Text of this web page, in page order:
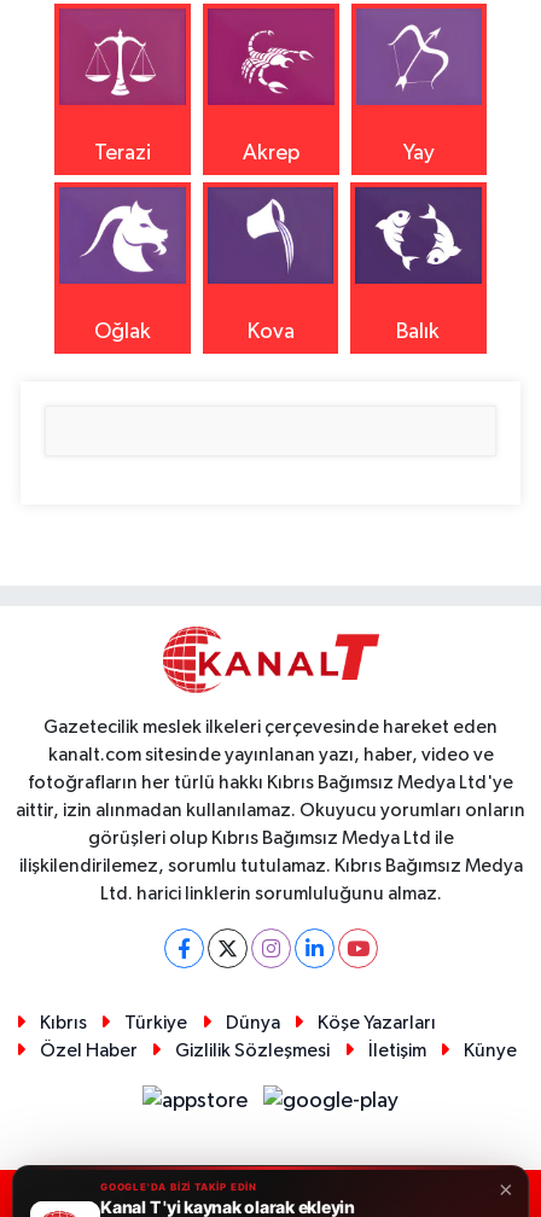
Terazi Akrep Yay
Oğlak Kova Balık
Gazetecilik meslek ilkeleri çerçevesinde hareket eden
kanalt.com sitesinde yayınlanan yazı, haber, video ve
fotoğrafların her türlü hakkı Kıbrıs Bağımsız Medya Ltd'ye
aittir, izin alınmadan kullanılamaz. Okuyucu yorumları onların
görüşleri olup Kıbrıs Bağımsız Medya Ltd ile
ilişkilendirilemez, sorumlu tutulamaz. Kıbrıs Bağımsız Medya
Ltd. harici linklerin sorumluluğunu almaz.
Kıbrıs Türkiye Dünya
Köşe Yazarları
Özel Haber
Gizlilik Sözleşmesi İletişim Künye
RSS Copyright © 2026. Her hakkı saklıdır.
×
GOOGLE'DA BİZİ TAKİP EDİN
Kanal T 'yi kaynak olarak ekleyin